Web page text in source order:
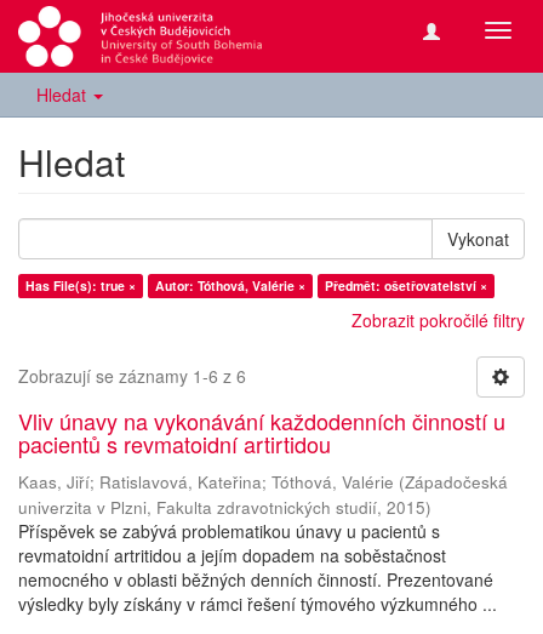
Hledat
Hledat
Vykonat
Has File(s): true × Autor: Tóthová, Valérie × Předmět: ošetřovatelství ×
Zobrazit pokročilé filtry
Zobrazují se záznamy 1-6 z 6
Vliv únavy na vykonávání každodenních činností u
pacientů s revmatoidní artirtidou
Kaas, Jiří; Ratislavová, Kateřina; Tóthová, Valérie (Západočeská
univerzita v Plzni, Fakulta zdravotnických studií, 2015)
Příspěvek se zabývá problematikou únavy u pacientů s
revmatoidní artritidou a jejím dopadem na soběstačnost
nemocného v oblasti běžných denních činností. Prezentované
výsledky byly získány v rámci řešení týmového výzkumného ...